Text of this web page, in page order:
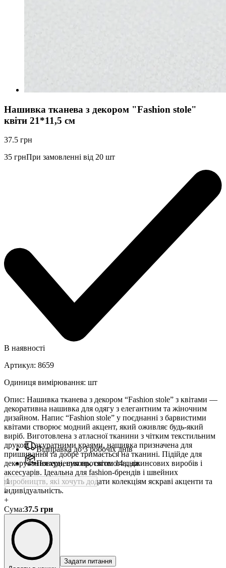
Нашивка тканева з декором "Fashion stole"
квіти 21*11,5 см
37.5 грн
35 грнПри замовленні від 20 шт
В наявності
Артикул: 8659
Одиниця вимірювання: шт
Опис: Нашивка тканева з декором “Fashion stole” з квітами —
декоративна нашивка для одягу з елегантним та жіночним
дизайном. Напис “Fashion stole” у поєднанні з барвистими
квітами створює модний акцент, який оживляє будь-який
виріб. Виготовлена з атласної тканини з чітким текстильним
друком і акуратними краями, нашивка призначена для
пришивання та добре тримається на тканині. Підійде для
декорування худі, суконь, світшотів, джинсових виробів і
аксесуарів. Ідеальна для fashion-брендів і швейних
виробництв, які хочуть додати колекціям яскраві акценти та
індивідуальність.
Відправка до 3 робочіх днів
Повернення протягом 14 днів
-
+
Сума:37.5 грн
Задати питання